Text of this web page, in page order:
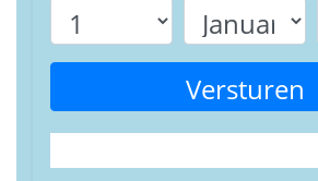
Versturen